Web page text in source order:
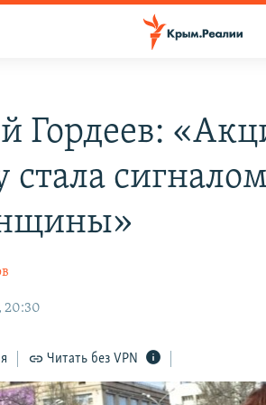
Гордеев:
20:30
Читать без VPN